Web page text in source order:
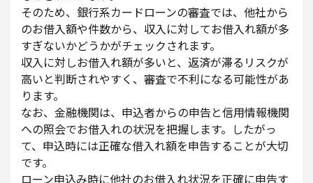
そのため、銀行系カードローンの審査では、他社から
のお借入額や件数から、収入に対してお借入れ額が多
すぎないかどうかがチェックされます。
収入に対しお借入れ額が多いと、返済が滞るリスクが
高いと判断されやすく、審査で不利になる可能性があ
ります。
なお、金融機関は、申込者からの申告と信用情報機関
への照会でお借入れの状況を把握します。したがっ
て、申込時には正確な借入れ額を申告することが大切
です。
ローン申込み時に他社のお借入れ状況を正確に申告す